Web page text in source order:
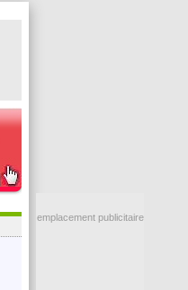
emplacement publicitaire